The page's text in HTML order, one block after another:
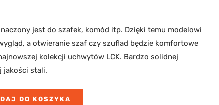
jest do szafek, komód itp. Dzięki temu modelowi
a otwieranie szaf czy szuflad będzie komfortowe
kolekcji uchwytów LCK. Bardzo solidnej
jakości stali.
DO KOSZYKA